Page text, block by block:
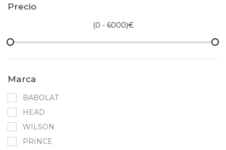
Precio
(0 - 6000)€
Marca
BABOLAT
HEAD
WILSON
PRINCE